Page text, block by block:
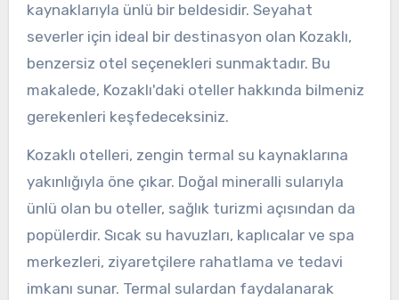
kaynaklarıyla ünlü bir beldesidir. Seyahat
severler için ideal bir destinasyon olan Kozaklı,
benzersiz otel seçenekleri sunmaktadır. Bu
makalede, Kozaklı'daki oteller hakkında bilmeniz
gerekenleri keşfedeceksiniz.
Kozaklı otelleri, zengin termal su kaynaklarına
yakınlığıyla öne çıkar. Doğal mineralli sularıyla
ünlü olan bu oteller, sağlık turizmi açısından da
popülerdir. Sıcak su havuzları, kaplıcalar ve spa
merkezleri, ziyaretçilere rahatlama ve tedavi
imkanı sunar. Termal sulardan faydalanarak